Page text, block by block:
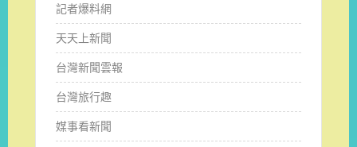
記者爆料網
天天上新聞
台灣新聞雲報
台灣旅行趣
媒事看新聞